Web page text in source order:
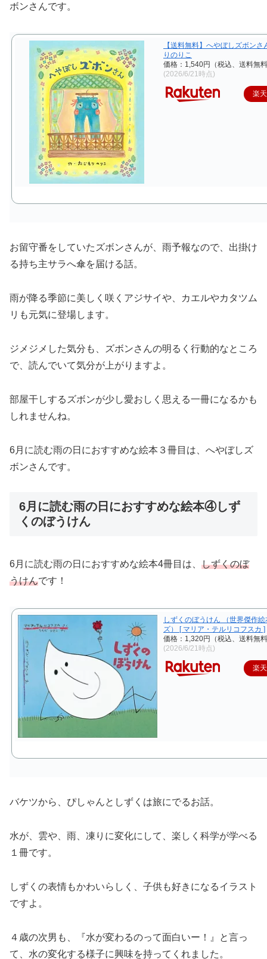
ボンさんです。
【送料無料】へやぼしズボンさ
りのりこ
価格：1,540円（税込、送料無
(2026/6/21時点)
楽
お留守番をしていたズボンさんが、雨予報なので、出掛け
る持ち主サラへ傘を届ける話。
雨が降る季節に美しく咲くアジサイや、カエルやカタツム
リも元気に登場します。
ジメジメした気分も、ズボンさんの明るく行動的なところ
で、読んでいて気分が上がりますよ。
部屋干しするズボンが少し愛おしく思える一冊になるかも
しれませんね。
6月に読む雨の日におすすめな絵本３冊目は、へやぼしズ
ボンさんです。
6月に読む雨の日におすすめな絵本④しず
くのぼうけん
6月に読む雨の日におすすめな絵本4冊目は、 しずくのぼ
うけんです！
しずくのぼうけん （世界傑作
ズ） [ マリア・テルリコフスカ ]
価格：1,320円（税込、送料無
(2026/6/21時点)
楽
バケツから、ぴしゃんとしずくは旅にでるお話。
水が、雲や、雨、凍りに変化にして、楽しく科学が学べる
１冊です。
しずくの表情もかわいらしく、子供も好きになるイラスト
ですよ。
４歳の次男も、『水が変わるのって面白いー！』と言っ
て、水の変化する様子に興味を持ってくれました。